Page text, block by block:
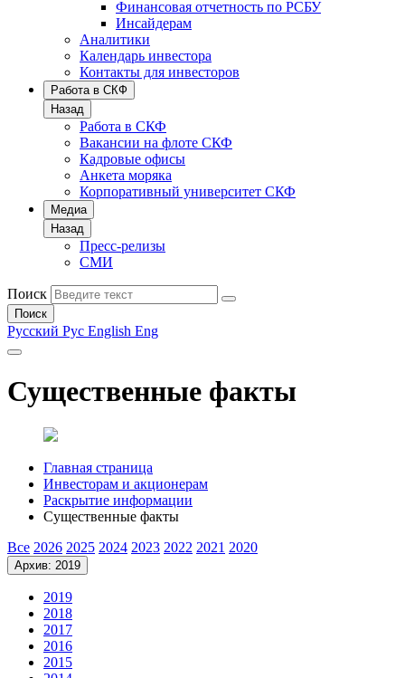
Финансовая отчетность по РСБУ
Инсайдерам
Аналитики
Календарь инвестора
Контакты для инвесторов
Работа в СКФ
Назад
Работа в СКФ
Вакансии на флоте СКФ
Кадровые офисы
Анкета моряка
Корпоративный университет СКФ
Медиа
Назад
Пресс-релизы
СМИ
Поиск
Поиск
Русский Рус English Eng
Существенные факты
Главная страница
Инвесторам и акционерам
Раскрытие информации
Существенные факты
Все 2026 2025 2024 2023 2022 2021 2020
Архив: 2019
2019
2018
2017
2016
2015